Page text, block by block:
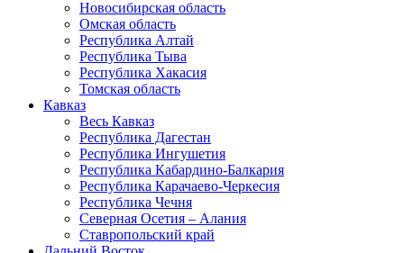
Новосибирская область
Омская область
Республика Алтай
Республика Тыва
Республика Хакасия
Томская область
Кавказ
Весь Кавказ
Республика Дагестан
Республика Ингушетия
Республика Кабардино-Балкария
Республика Карачаево-Черкесия
Республика Чечня
Северная Осетия – Алания
Ставропольский край